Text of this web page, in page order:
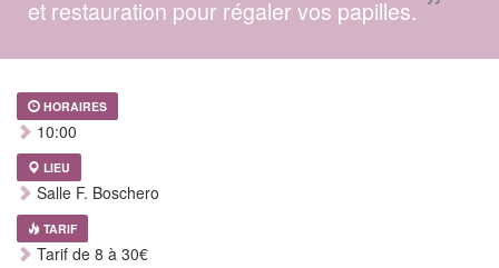
et restauration pour régaler vos papilles.
HORAIRES
10:00
LIEU
Salle F. Boschero
TARIF
Tarif de 8 à 30€